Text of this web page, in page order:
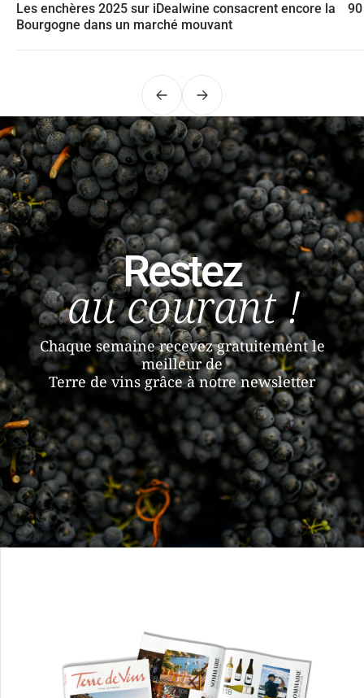
Les enchères 2025 sur iDealwine consacrent encore la
Bourgogne dans un marché mouvant
PrécédentSuivant
Restez
au courant !
Chaque semaine recevez gratuitement le
meilleur de
Terre de vins grâce à notre newsletter